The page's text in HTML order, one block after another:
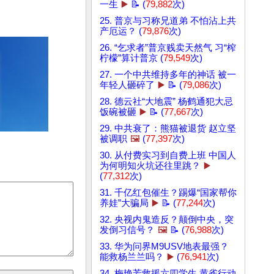
一生 ▶️ 📝 (79,882次)
25. 普京与习称兄道弟 不怕沾上共
产厄运？ (79,876次)
26. “乞求者”普京贱卖天然气 习“榨
柠檬”算计普京 (79,549次)
27. 一个中共维持多年的神话 被一
年轻人砸碎了 ▶️ 📝 (79,086次)
28. 德云社“大地震” 杨鹤通犯大忌
饭碗被砸 ▶️ 📝 (77,667次)
29. 中共衰了：熊猫被退货 赵立坚
被调职 🖼️ (77,397次)
30. 从付费实习到自费上班 中国人
为何明知火坑还往里跳？
▶️
(77,312次)
31. 千亿红包催生？踢爆“国家帮你
养娃”大骗局 ▶️ 📝 (77,244次)
32. 央视内鬼造反？颠倒中央，突
发倒习信号？ 🖼️ 📝 (76,988次)
33. 华为问界M9USV地表最强？
能救杨兰兰吗？
▶️ (76,941次)